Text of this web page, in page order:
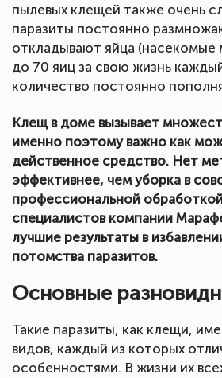
пылевых клещей также очень
паразиты постоянно
откладывают яйца (насекомые
до 70 яиц за свою жизнь
количество постоянно
Клещ в доме вызывает
именно поэтому важно как
действенное средство. Нет
эффективнее, чем уборка в
профессиональной
специалистов компании
лучшие результаты в
потомства паразитов.
Основные
Такие паразиты, как клещи,
видов, каждый из которых
особенностями. В жизни их